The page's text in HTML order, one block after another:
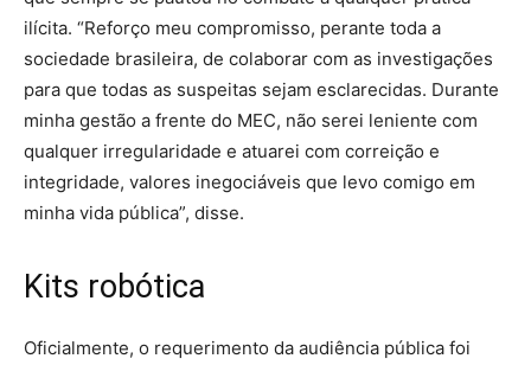
ilícita. “Reforço meu compromisso, perante toda a
sociedade brasileira, de colaborar com as investigações
para que todas as suspeitas sejam esclarecidas. Durante
minha gestão a frente do MEC, não serei leniente com
qualquer irregularidade e atuarei com correição e
integridade, valores inegociáveis que levo comigo em
minha vida pública”, disse.
Kits robótica
Oficialmente, o requerimento da audiência pública foi